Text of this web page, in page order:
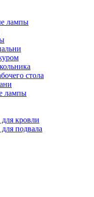
лампы
стола
лампы
кровли
подвала